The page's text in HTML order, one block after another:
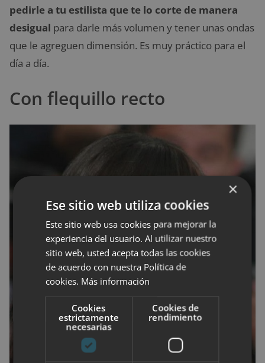
pedirle a tu estilista que te lo corte de manera
desigual para darle más volumen y tener unas ondas
que le agreguen dimensión. Es muy práctico para el
día a día.
Con flequillo recto
×
Ese sitio web utiliza cookies
Este sitio web usa cookies para mejorar la
experiencia del usuario. Al utilizar nuestro
sitio web, usted acepta todas las cookies
de acuerdo con nuestra Política de
cookies. Más información
Cookies
estrictamente
necesarias
Cookies de
rendimiento